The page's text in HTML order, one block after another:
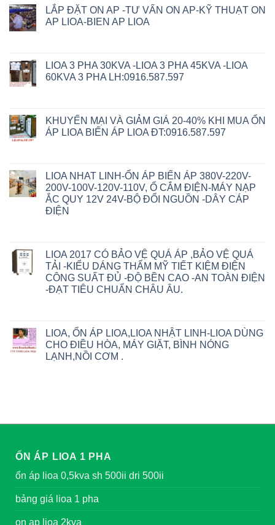
LẮP ĐẶT ON AP -TƯ VẤN ON AP-KỸ THUẠT ON
AP LIOA-BIEN AP LIOA
LIOA 3 PHA 30KVA -LIOA 3 PHA 45KVA -LIOA
60KVA 3 PHA LH:0916.587.597
KHUYẾN MẠI VÀ GIẢM GIÁ 20-40% KHI MUA ỔN
ÁP LIOA BIẾN ÁP LIOA ĐT:0916.587.597
LIOA NHAT LINH-ỔN ÁP BIẾN ÁP 380V-220V-
200V-100V-120V-110V, Ổ CẮM ĐIỆN-MÁY NẠP
ẮC QUY 12V 24V-BỘ ĐỔI NGUỒN -DÂY CÁP
ĐIỆN
LIOA 2017 CÓ BẢO VỆ QUÁ ÁP ,BẢO VỆ QUÁ
TẢI -KIỂU DÁNG THẨM MỸ TIẾT KIỆM ĐIỆN
CÔNG SUẤT ĐỦ -ĐỘ BỀN CAO -AN TOÀN ĐIỆN
-ĐẠT TIÊU CHUẨN CHÂU ÂU.
LIOA, ỔN ÁP LIOA,LIOA NHẬT LINH-LIOA DÙNG
CHO ĐIỀU HÒA, MÁY GIẶT, BÌNH NÓNG
LẠNH,NỒI CƠM .
ỔN ÁP LIOA 1 PHA
ổn áp lioa 0,5kva sh 500ii dri 500ii
bảng giá lioa 1 pha
on ap lioa 2kva